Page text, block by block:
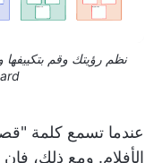
نظم رؤيتك وقم
عندما تسمع كلمة
الأفلام. ومع ذلك، فإن